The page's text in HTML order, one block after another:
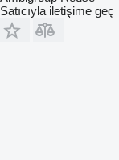
Satıcıyla iletişime geç